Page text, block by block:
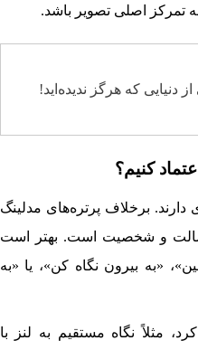
تمرکز اصلی تصویر باشد.
دنیایی که هرگز ندیده‌اید!
کنیم؟
برخلاف پرتره‌های مدلینگ
و شخصیت است. بهتر است
«به بیرون نگاه کن»، یا «به
مثلاً نگاه مستقیم به لنز با